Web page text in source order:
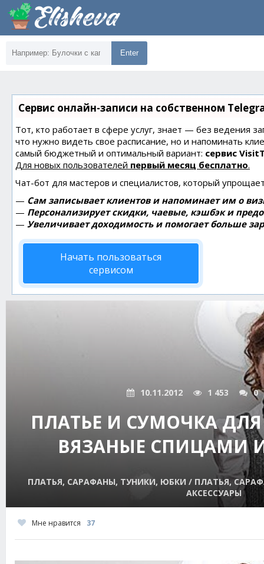
Enter
Сервис онлайн-записи на собственном
Тот, кто работает в сфере услуг, знает — без ведения
что нужно видеть свое расписание, но и напоминать
самый бюджетный и оптимальный вариант: сервис
Для новых пользователей первый месяц бесплатно.
Чат-бот для мастеров и специалистов, который
— Сам записывает клиентов и напоминает им о
— Персонализирует скидки, чаевые, кэшбэк и
— Увеличивает доходимость и помогает больше
Начать пользоваться
сервисом
10.11.2012 1 453 0
ПЛАТЬЕ И СУМОЧКА
ВЯЗАНЫЕ СПИЦАМИ
ПЛАТЬЯ, САРАФАНЫ, ТУНИКИ, ЮБКИ / ПЛАТЬЯ,
АКСЕССУАРЫ
Мне нравится 37